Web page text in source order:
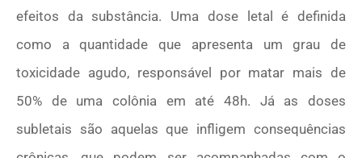
efeitos da substância. Uma dose letal é definida
como a quantidade que apresenta um grau de
toxicidade agudo, responsável por matar mais de
50% de uma colônia em até 48h. Já as doses
subletais são aquelas que infligem consequências